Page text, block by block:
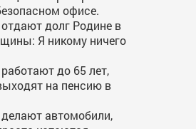
офисе.
долг Родине в
Я никому ничего
до 65 лет,
на пенсию в
автомобили,